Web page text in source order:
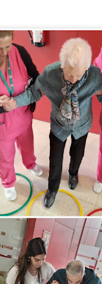
2026
conquistar el Mundial
así su segunda
al jardín para compartir
sobre el
Mercedes
Terapia Musical
a favorecer el
contribuye a la
la memoria, la